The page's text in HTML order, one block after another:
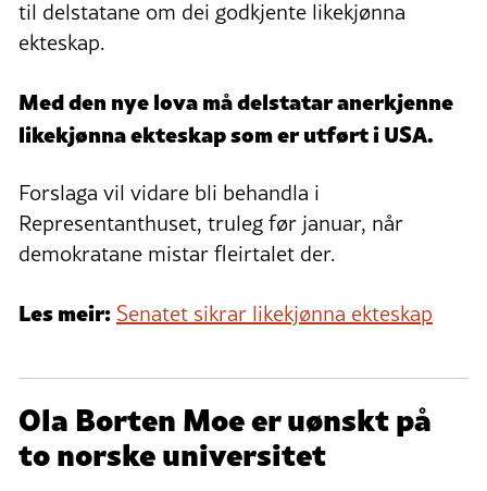
til delstatane om dei godkjente likekjønna
ekteskap.
Med den nye lova må delstatar anerkjenne
likekjønna ekteskap som er utført i USA.
Forslaga vil vidare bli behandla i
Representanthuset, truleg før januar, når
demokratane mistar fleirtalet der.
Les meir: Senatet sikrar likekjønna ekteskap
Ola Borten Moe er uønskt på
to norske universitet